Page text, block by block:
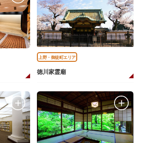
上野・御徒町エリア
徳川家霊廟